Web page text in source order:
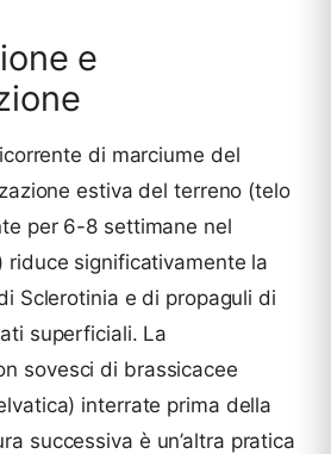
e
di marciume del
estiva del terreno (telo
per 6-8 settimane nel
riduce significativamente la
Sclerotinia e di propaguli di
superficiali. La
sovesci di brassicacee
interrate prima della
successiva è un’altra pratica